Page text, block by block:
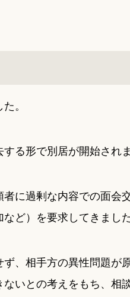
。
る形で別居が開始されま
に過剰な内容での面会
ど）を要求してきました
、相手方の異性問題が
いとの考えをもち、相